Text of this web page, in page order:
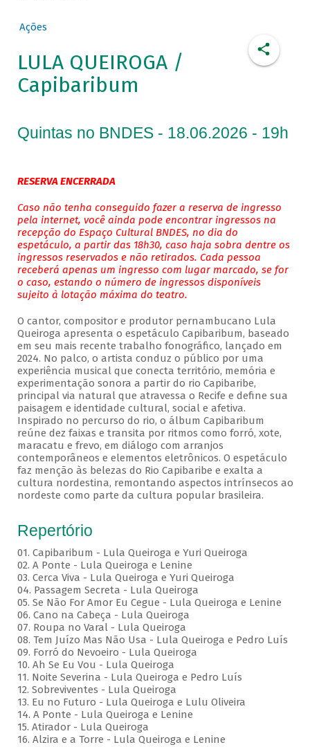
Ações
LULA QUEIROGA /
Capibaribum
Quintas no BNDES - 18.06.2026 - 19h
RESERVA ENCERRADA
Caso não tenha conseguido fazer a reserva de ingresso
pela internet, você ainda pode encontrar ingressos na
recepção do Espaço Cultural BNDES, no dia do
espetáculo, a partir das 18h30, caso haja sobra dentre os
ingressos reservados e não retirados. Cada pessoa
receberá apenas um ingresso com lugar marcado, se for
o caso, estando o número de ingressos disponíveis
sujeito à lotação máxima do teatro.
O cantor, compositor e produtor pernambucano Lula
Queiroga apresenta o espetáculo Capibaribum, baseado
em seu mais recente trabalho fonográfico, lançado em
2024. No palco, o artista conduz o público por uma
experiência musical que conecta território, memória e
experimentação sonora a partir do rio Capibaribe,
principal via natural que atravessa o Recife e define sua
paisagem e identidade cultural, social e afetiva.
Inspirado no percurso do rio, o álbum Capibaribum
reúne dez faixas e transita por ritmos como forró, xote,
maracatu e frevo, em diálogo com arranjos
contemporâneos e elementos eletrônicos. O espetáculo
faz menção às belezas do Rio Capibaribe e exalta a
cultura nordestina, remontando aspectos intrínsecos ao
nordeste como parte da cultura popular brasileira.
Repertório
01. Capibaribum - Lula Queiroga e Yuri Queiroga
02. A Ponte - Lula Queiroga e Lenine
03. Cerca Viva - Lula Queiroga e Yuri Queiroga
04. Passagem Secreta - Lula Queiroga
05. Se Não For Amor Eu Cegue - Lula Queiroga e Lenine
06. Cano na Cabeça - Lula Queiroga
07. Roupa no Varal - Lula Queiroga
08. Tem Juízo Mas Não Usa - Lula Queiroga e Pedro Luís
09. Forró do Nevoeiro - Lula Queiroga
10. Ah Se Eu Vou - Lula Queiroga
11. Noite Severina - Lula Queiroga e Pedro Luís
12. Sobreviventes - Lula Queiroga
13. Eu no Futuro - Lula Queiroga e Lulu Oliveira
14. A Ponte - Lula Queiroga e Lenine
15. Atirador - Lula Queiroga
16. Alzira e a Torre - Lula Queiroga e Lenine